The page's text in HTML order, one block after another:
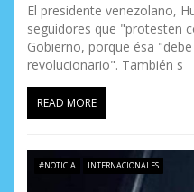
El presidente venezolano,
seguidores que "protesten
Gobierno, porque ésa
revolucionario". También s
READ MORE
#NOTICIA INTERNACIONALES